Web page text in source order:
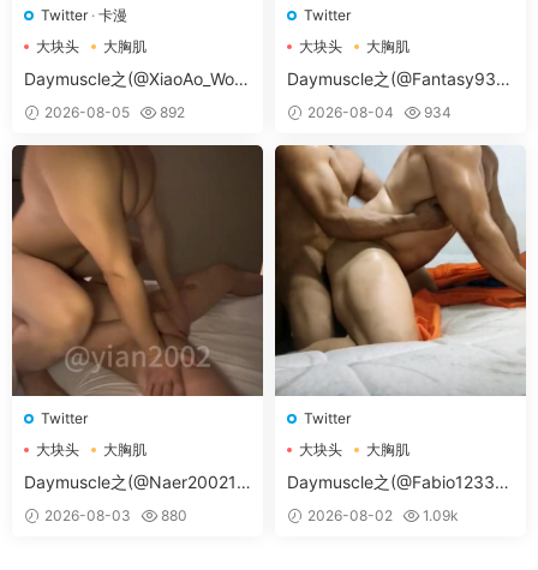
Twitter· 卡漫
大块头
大胸肌
大胸肌肉男
Daymuscle之(@XiaoAo_Worl
d-@XiaoAo.art）
2026-08-05 892
Twitter
大块头
大胸肌
大胸肌肉男
Daymuscle之(@Fantasy938
15579-@孔控Kong）
2026-08-04 934
Twitter
大块头
大胸肌
大胸肌肉男
Daymuscle之(@Naer20021-
@纳尔）
2026-08-03 880
Twitter
大块头
大胸肌
大胸肌肉男
Daymuscle之(@Fabio12333-
@辛叔是个G）
2026-08-02 1.09k